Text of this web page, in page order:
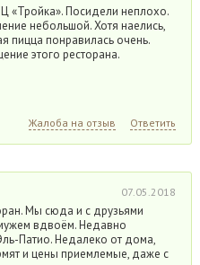
«Тройка». Посидели неплохо.
небольшой. Хотя наелись,
пицца понравилась очень.
этого ресторана.
Жалоба на отзыв Ответить
07.05.2018
Мы сюда и с друзьями
вдвоём. Недавно
Патио. Недалеко от дома,
и цены приемлемые, даже с